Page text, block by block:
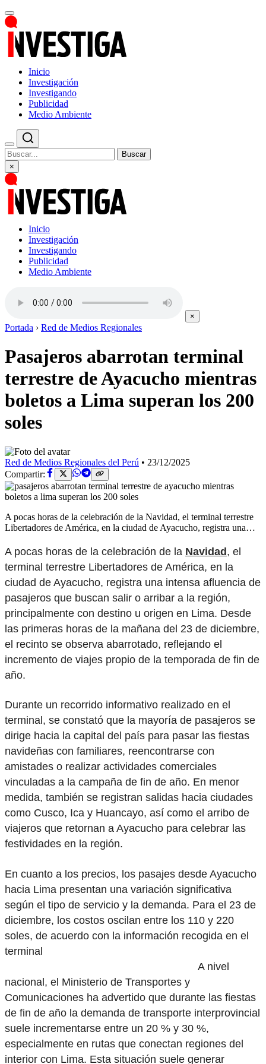
Inicio
Investigación
Investigando
Publicidad
Medio Ambiente
Buscar
×
Inicio
Investigación
Investigando
Publicidad
Medio Ambiente
×
Portada › Red de Medios Regionales
Pasajeros abarrotan terminal
terrestre de Ayacucho mientras
boletos a Lima superan los 200
soles
Red de Medios Regionales del Perú • 23/12/2025
Compartir:
A pocas horas de la celebración de la Navidad, el terminal terrestre
Libertadores de América, en la ciudad de Ayacucho, registra una…
A pocas horas de la celebración de la Navidad, el
terminal terrestre Libertadores de América, en la
ciudad de Ayacucho, registra una intensa afluencia de
pasajeros que buscan salir o arribar a la región,
principalmente con destino u origen en Lima. Desde
las primeras horas de la mañana del 23 de diciembre,
el recinto se observa abarrotado, reflejando el
incremento de viajes propio de la temporada de fin de
año.
Durante un recorrido informativo realizado en el
terminal, se constató que la mayoría de pasajeros se
dirige hacia la capital del país para pasar las fiestas
navideñas con familiares, reencontrarse con
amistades o realizar actividades comerciales
vinculadas a la campaña de fin de año. En menor
medida, también se registran salidas hacia ciudades
como Cusco, Ica y Huancayo, así como el arribo de
viajeros que retornan a Ayacucho para celebrar las
festividades en la región.
En cuanto a los precios, los pasajes desde Ayacucho
hacia Lima presentan una variación significativa
según el tipo de servicio y la demanda. Para el 23 de
diciembre, los costos oscilan entre los 110 y 220
soles, de acuerdo con la información recogida en el
terminal
A nivel
nacional, el Ministerio de Transportes y
Comunicaciones ha advertido que durante las fiestas
de fin de año la demanda de transporte interprovincial
suele incrementarse entre un 20 % y 30 %,
especialmente en rutas que conectan regiones del
interior con Lima. Esta situación suele generar